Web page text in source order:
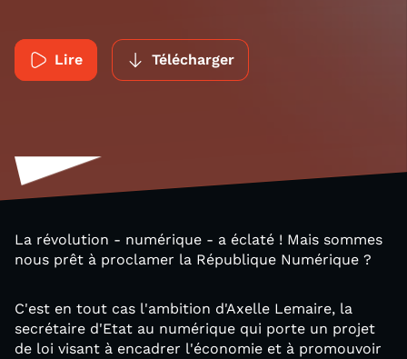
Lire Télécharger
La révolution - numérique - a éclaté ! Mais sommes
nous prêt à proclamer la République Numérique ?
C'est en tout cas l'ambition d'Axelle Lemaire, la
secrétaire d'Etat au numérique qui porte un projet
de loi visant à encadrer l'économie et à promouvoir